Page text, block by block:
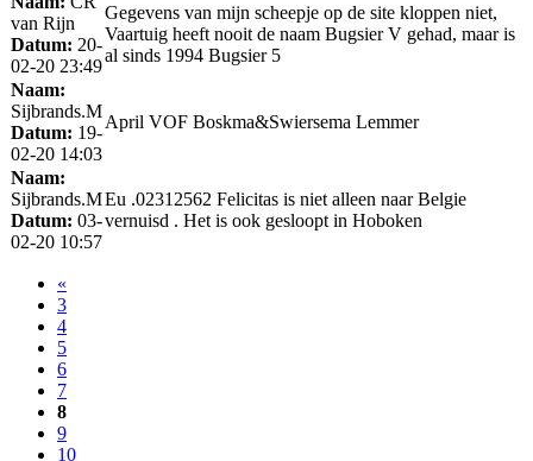
van Rijn
Datum: 20-
02-20 23:49
Gegevens van mijn scheepje op de site kloppen niet,
Vaartuig heeft nooit de naam Bugsier V gehad, maar is
al sinds 1994 Bugsier 5
Naam:
Sijbrands.M
Datum: 19-
02-20 14:03
April VOF Boskma&Swiersema Lemmer
Naam:
Sijbrands.M
Datum: 03-
02-20 10:57
Eu .02312562 Felicitas is niet alleen naar Belgie
vernuisd . Het is ook gesloopt in Hoboken
«
3
4
5
6
7
8
9
10